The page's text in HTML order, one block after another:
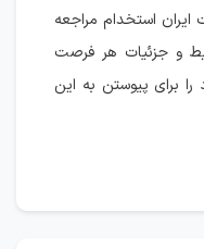
ایران استخدام مراجعه
و جزئیات هر فرصت
برای پیوستن به این